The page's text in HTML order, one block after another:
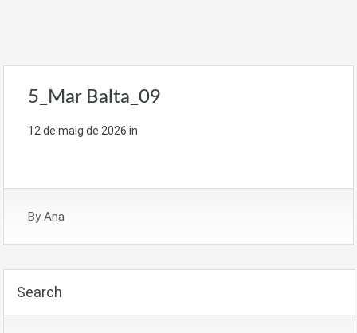
5_Mar Balta_09
12 de maig de 2026 in
By Ana
Search